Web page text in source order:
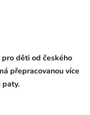
děti od českého
přepracovanou více
paty.